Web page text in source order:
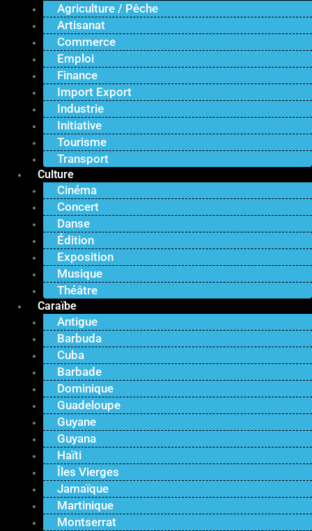
Agriculture / Pêche
Artisanat
Commerce
Emploi
Finance
Import Export
Industrie
Initiative
Tourisme
Transport
Culture
Cinéma
Concert
Danse
Édition
Exposition
Musique
Théâtre
Caraïbe
Antigue
Barbuda
Cuba
Barbade
Dominique
Guadeloupe
Guyane
Guyana
Haïti
Îles Vierges
Jamaïque
Martinique
Montserrat